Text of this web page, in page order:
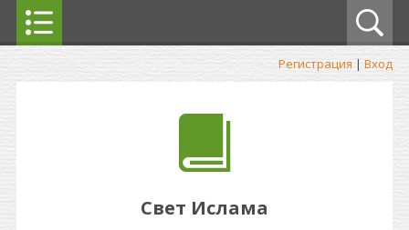
Регистрация | Вход
Свет Ислама